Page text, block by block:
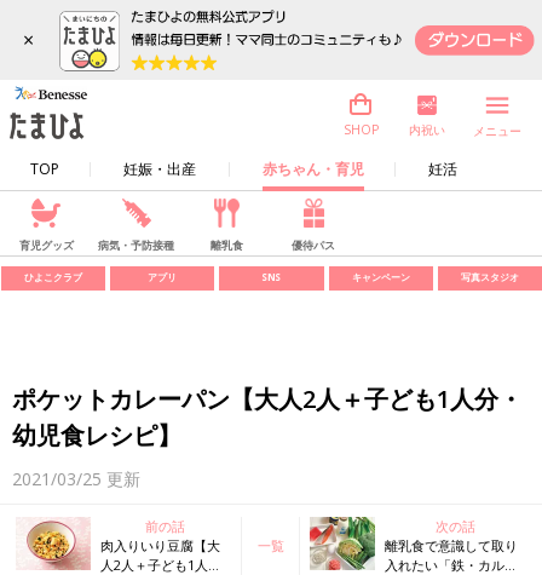
×
TOP 妊娠・出産 赤ちゃん・育児 妊活
SHOP 内祝い メニュー
育児グッズ 病気・予防接種 離乳食 優待パス
ひよこクラブ アプリ SNS キャンペーン 写真スタジオ
ポケットカレーパン【大人2人＋子ども1人分・
幼児食レシピ】
2021/03/25 更新
前の話
肉入りいり豆腐【大
人2人＋子ども1人
一覧
次の話
離乳食で意識して取り
入れたい「鉄・カルシ